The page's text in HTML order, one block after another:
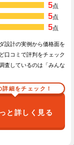
5点
5点
5点
設計の実例から価格面を
口コミで評判をチェック
査しているのは「みんな
詳細をチェック！
と詳しく見る